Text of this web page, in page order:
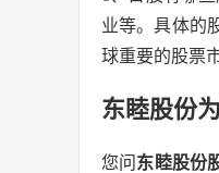
业等。具体的
球重要的股票
东睦股份
您问 东睦股份